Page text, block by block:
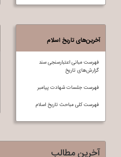
آخرین‌های تاریخ اسلام
فهرست مبانی اعتبارسنجی سند
گزارش‌های تاریخ
فهرست جلسات شهادت پیامبر
فهرست کلی مباحث تاريخ اسلام
آخرین مطالب